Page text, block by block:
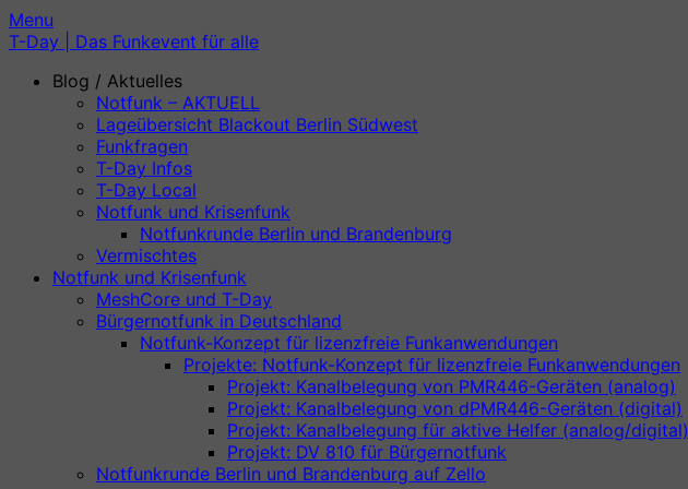
Skip
to
Skip
to
Menu
T-Day | Das Funkevent für alle
Blog / Aktuelles
Notfunk – AKTUELL
Lageübersicht Blackout Berlin Südwest
Funkfragen
T-Day Infos
T-Day Local
Notfunk und Krisenfunk
Notfunkrunde Berlin und Brandenburg
Vermischtes
Notfunk und Krisenfunk
MeshCore und T-Day
Bürgernotfunk in Deutschland
Notfunk-Konzept für lizenzfreie Funkanwendungen
Projekte: Notfunk-Konzept für lizenzfreie Funkanwendungen
Projekt: Kanalbelegung von PMR446-Geräten (analog)
Projekt: Kanalbelegung von dPMR446-Geräten (digital)
Projekt: Kanalbelegung für aktive Helfer (analog/digital)
Projekt: DV 810 für Bürgernotfunk
Notfunkrunde Berlin und Brandenburg auf Zello